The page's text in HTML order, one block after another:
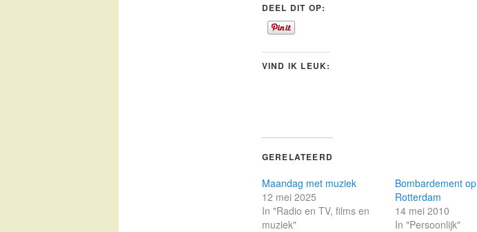
DEEL DIT OP:
VIND IK LEUK:
GERELATEERD
Maandag met muziek
12 mei 2025
In "Radio en TV, films en
muziek"
Bombardement op
Rotterdam
14 mei 2010
In "Persoonlijk"